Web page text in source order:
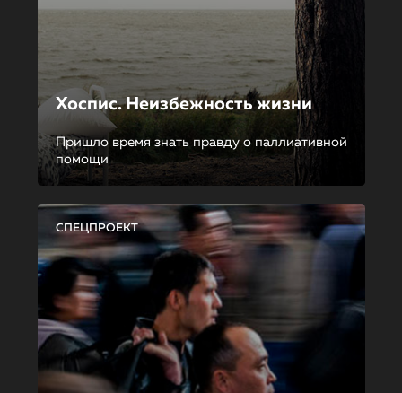
Хоспис. Неизбежность жизни
Пришло время знать правду о паллиативной
помощи
СПЕЦПРОЕКТ